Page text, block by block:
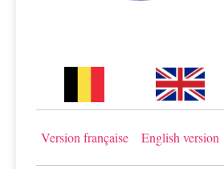
Version française English version